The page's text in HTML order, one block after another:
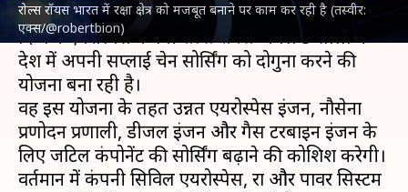
रोल्स रॉयस भारत में रक्षा क्षेत्र को मजबूत बनाने पर काम कर रही है (तस्वीर:
एक्स/@robertbion)
भारत के रक्षा क्षेत्र में अपनी भूमिका मजबूत करने के उद्देश्य से
दिग्गज एयरोस्पेस कंपनीरोल्स रॉयसअगले 5 सालों में
देश में अपनी सप्लाई चेन सोर्सिंग को दोगुना करने की
योजना बना रही है।
वह इस योजना के तहत उन्नत एयरोस्पेस इंजन, नौसेना
प्रणोदन प्रणाली, डीजल इंजन और गैस टरबाइन इंजन के
लिए जटिल कंपोनेंट की सोर्सिंग बढ़ाने की कोशिश करेगी।
वर्तमान में कंपनी सिविल एयरोस्पेस, रक्षा और पावर सिस्टम